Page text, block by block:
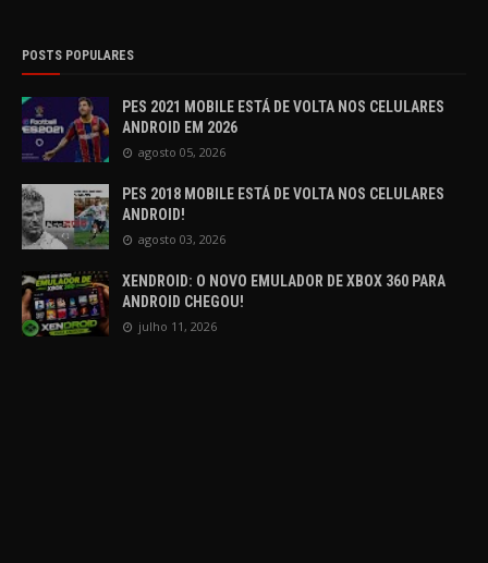
POSTS POPULARES
PES 2021 MOBILE ESTÁ DE VOLTA NOS CELULARES
ANDROID EM 2026
agosto 05, 2026
PES 2018 MOBILE ESTÁ DE VOLTA NOS CELULARES
ANDROID!
agosto 03, 2026
XENDROID: O NOVO EMULADOR DE XBOX 360 PARA
ANDROID CHEGOU!
julho 11, 2026